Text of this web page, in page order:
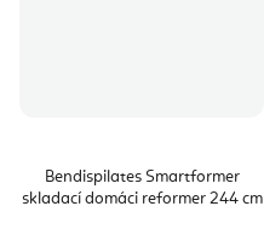
Bendispilates Smartformer
skladací domáci reformer 244 cm